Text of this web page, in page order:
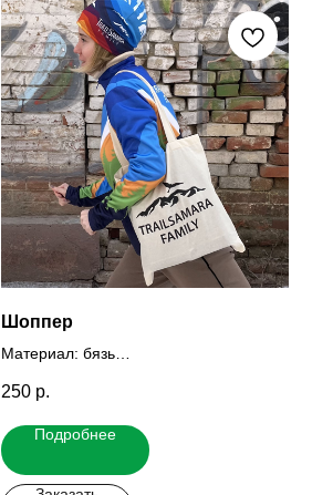
Шоппер
Материал: бязь
количества. В среднем 250 рублей.
250 р.
Подробнее